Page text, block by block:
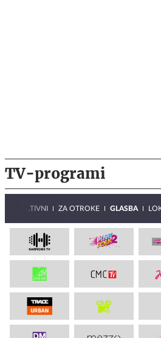
TV-programi
ZA OTROKE GLASBA